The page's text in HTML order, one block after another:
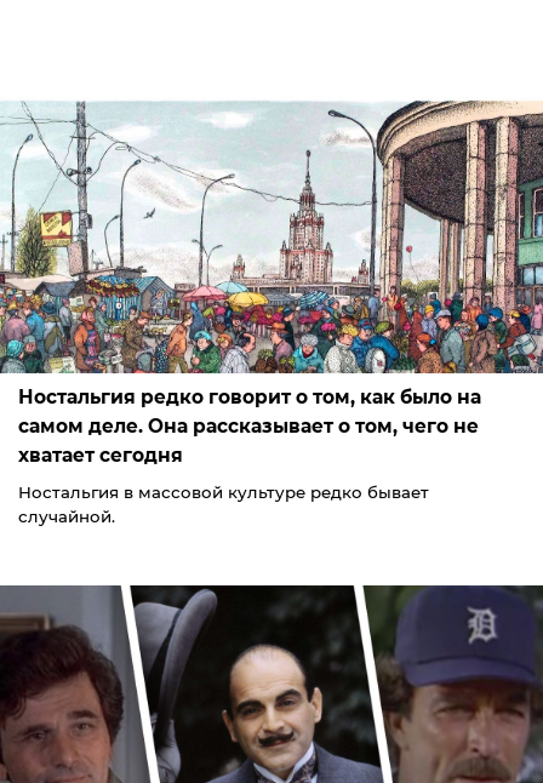
Ностальгия редко говорит о том, как было на
самом деле. Она рассказывает о том, чего не
хватает сегодня
Ностальгия в массовой культуре редко бывает
случайной.